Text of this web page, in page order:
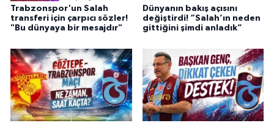
Trabzonspor'un Salah
transferi için çarpıcı sözler!
"Bu dünyaya bir mesajdır"
Dünyanın bakış açısını
değiştirdi! “Salah’ın neden
gittiğini şimdi anladık”